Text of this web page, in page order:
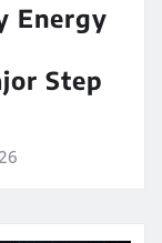
Energy
Step